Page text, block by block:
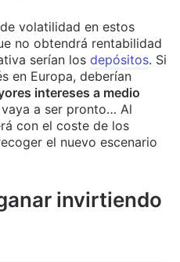
volatilidad en estos
no obtendrá rentabilidad
serían los depósitos. Si
en Europa, deberían
intereses a medio
a ser pronto… Al
con el coste de los
el nuevo escenario
invirtiendo